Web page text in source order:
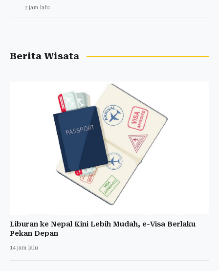
7 jam lalu
Berita Wisata
Liburan ke Nepal Kini Lebih Mudah, e-Visa Berlaku
Pekan Depan
14 jam lalu